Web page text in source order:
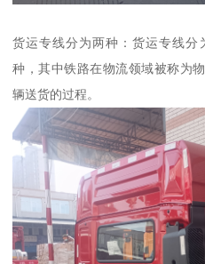
货运专线分为两种：货运专线
种，其中铁路在物流领域被称为
辆送货的过程。